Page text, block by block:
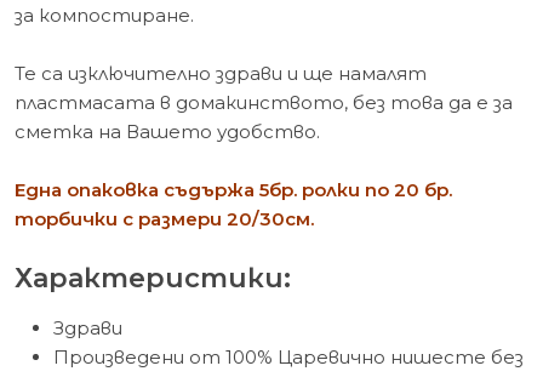
за компостиране.
Те са изключително здрави и ще намалят
пластмасата в домакинството, без това да е за
сметка на Вашето удобство.
Една опаковка съдържа 5бр. ролки по 20 бр.
торбички с размери 20/30см.
Характеристики:
Здрави
Произведени от 100% Царевично нишесте без